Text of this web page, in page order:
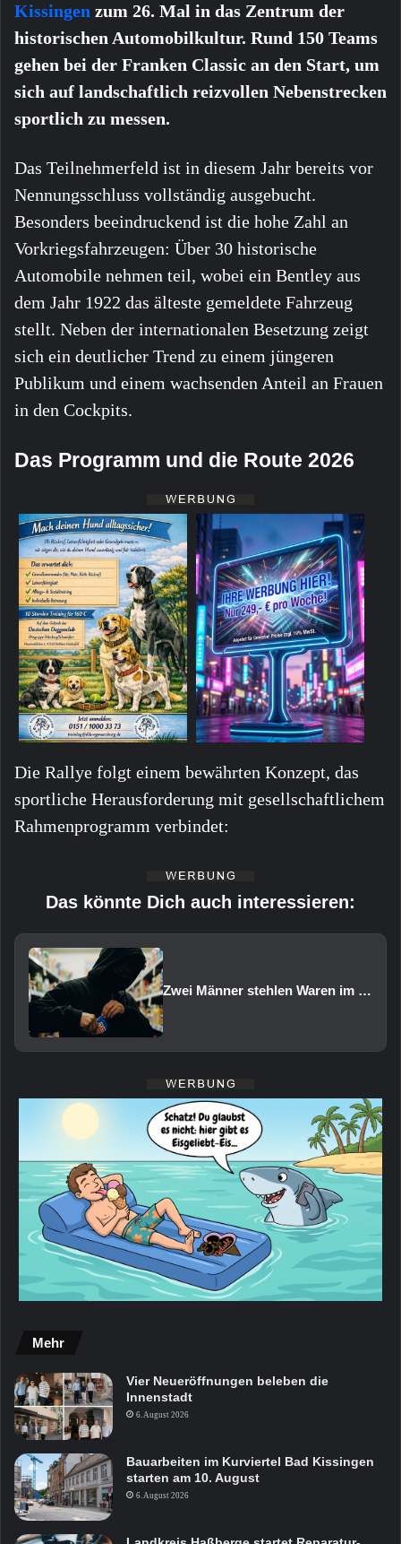
Kissingen zum 26. Mal in das Zentrum der
historischen Automobilkultur. Rund 150 Teams
gehen bei der Franken Classic an den Start, um
sich auf landschaftlich reizvollen Nebenstrecken
sportlich zu messen.
Das Teilnehmerfeld ist in diesem Jahr bereits vor
Nennungsschluss vollständig ausgebucht.
Besonders beeindruckend ist die hohe Zahl an
Vorkriegsfahrzeugen: Über 30 historische
Automobile nehmen teil, wobei ein Bentley aus
dem Jahr 1922 das älteste gemeldete Fahrzeug
stellt. Neben der internationalen Besetzung zeigt
sich ein deutlicher Trend zu einem jüngeren
Publikum und einem wachsenden Anteil an Frauen
in den Cockpits.
Das Programm und die Route 2026
Die Rallye folgt einem bewährten Konzept, das
sportliche Herausforderung mit gesellschaftlichem
Rahmenprogramm verbindet:
Das könnte Dich auch interessieren:
Zwei Männer stehlen Waren im Wert von rund 1.000 Euro
Mehr
Vier Neueröffnungen beleben die
Innenstadt
6. August 2026
Bauarbeiten im Kurviertel Bad Kissingen
starten am 10. August
6. August 2026